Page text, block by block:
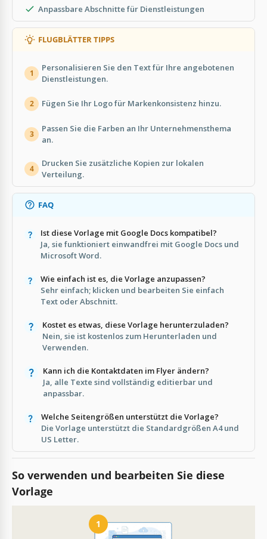
Anpassbare Abschnitte für Dienstleistungen
FLUGBLÄTTER TIPPS
1
Personalisieren Sie den Text für Ihre angebotenen
Dienstleistungen.
2 Fügen Sie Ihr Logo für Markenkonsistenz hinzu.
3
Passen Sie die Farben an Ihr Unternehmensthema
an.
4
Drucken Sie zusätzliche Kopien zur lokalen
Verteilung.
FAQ
Ist diese Vorlage mit Google Docs kompatibel?
Ja, sie funktioniert einwandfrei mit Google Docs und
Microsoft Word.
Wie einfach ist es, die Vorlage anzupassen?
Sehr einfach; klicken und bearbeiten Sie einfach
Text oder Abschnitt.
Kostet es etwas, diese Vorlage herunterzuladen?
Nein, sie ist kostenlos zum Herunterladen und
Verwenden.
Kann ich die Kontaktdaten im Flyer ändern?
Ja, alle Texte sind vollständig editierbar und
anpassbar.
Welche Seitengrößen unterstützt die Vorlage?
Die Vorlage unterstützt die Standardgrößen A4 und
US Letter.
So verwenden und bearbeiten Sie diese
Vorlage
1